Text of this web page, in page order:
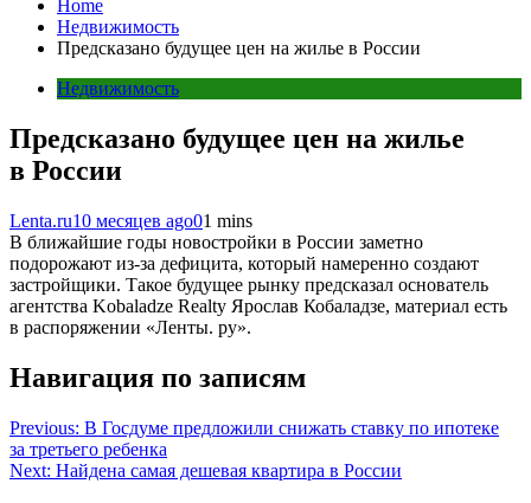
Home
Недвижимость
Предсказано будущее цен на жилье в России
Недвижимость
Предсказано будущее цен на жилье
в России
Lenta.ru10 месяцев ago01 mins
В ближайшие годы новостройки в России заметно
подорожают из-за дефицита, который намеренно создают
застройщики. Такое будущее рынку предсказал основатель
агентства Kobaladze Realty Ярослав Кобаладзе, материал есть
в распоряжении «Ленты. ру».
Навигация по записям
Previous: В Госдуме предложили снижать ставку по ипотеке
за третьего ребенка
Next: Найдена самая дешевая квартира в России